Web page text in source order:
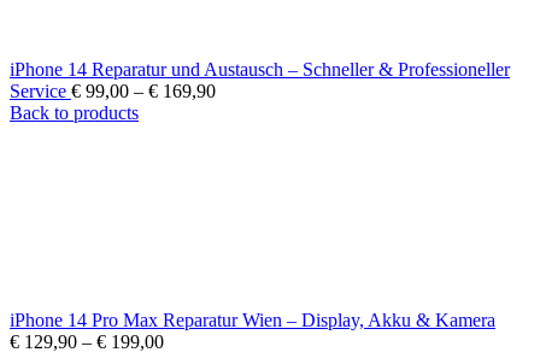
iPhone 14 Reparatur und Austausch – Schneller & Professioneller
Service € 99,00 – € 169,90
Back to products
iPhone 14 Pro Max Reparatur Wien – Display, Akku & Kamera
€ 129,90 – € 199,00